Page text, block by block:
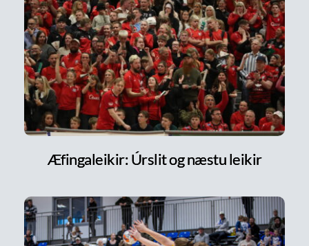
Æfingaleikir: Úrslit og næstu leikir